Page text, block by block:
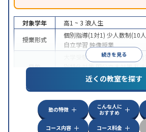
続きを見る
対象学年 高1 ~ 3 浪人生
授業形式
個別指導(1対1) 少人数制(10
自立学習 映像授業
目的
大学受験 総合型選抜(旧AO)対策
別特化対策国公立大対策私
中高一貫校生に対応授業の
応学習にPC・タブレットを
科目から受講可能自習室あり
近くの教室を探す
塾の特徴
こんな人に
おすすめ
コース内容
コース料金